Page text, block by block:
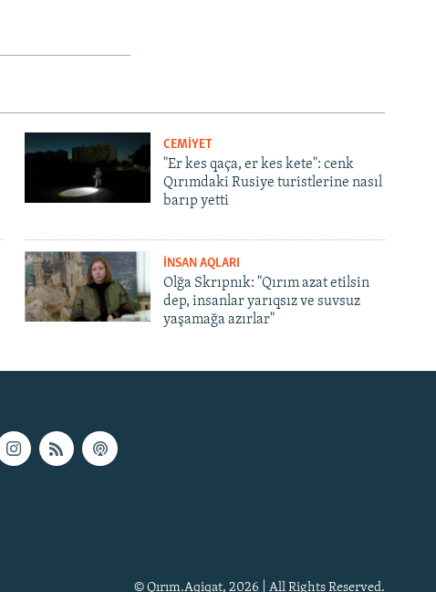
CEMİYET
"Er kes qaça, er kes kete": cenk
Qırımdaki Rusiye turistlerine nasıl
barıp yetti
İNSAN AQLARI
Olğa Skrıpnık: "Qırım azat etilsin
dep, insanlar yarıqsız ve suvsuz
yaşamağa azırlar"
© Qırım.Aqiqat, 2026 | All Rights Reserved.